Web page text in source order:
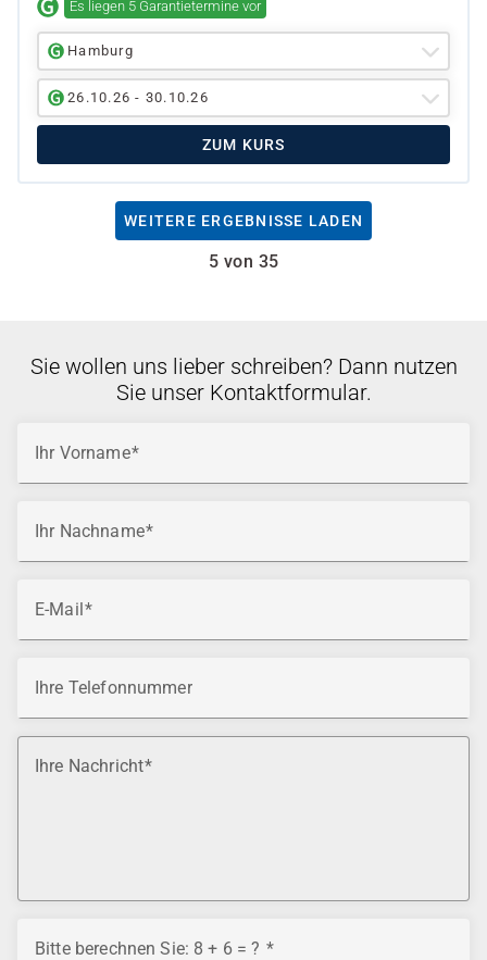
Es liegen 5 Garantietermine vor
Hamburg
26.10.26 - 30.10.26
ZUM KURS
WEITERE ERGEBNISSE LADEN
5 von 35
Sie wollen uns lieber schreiben? Dann nutzen
Sie unser Kontaktformular.
Ihr Vorname
Ihr Nachname
E-Mail
Ihre Telefonnummer
Ihre Nachricht
Bitte berechnen Sie: 8 + 6 = ?